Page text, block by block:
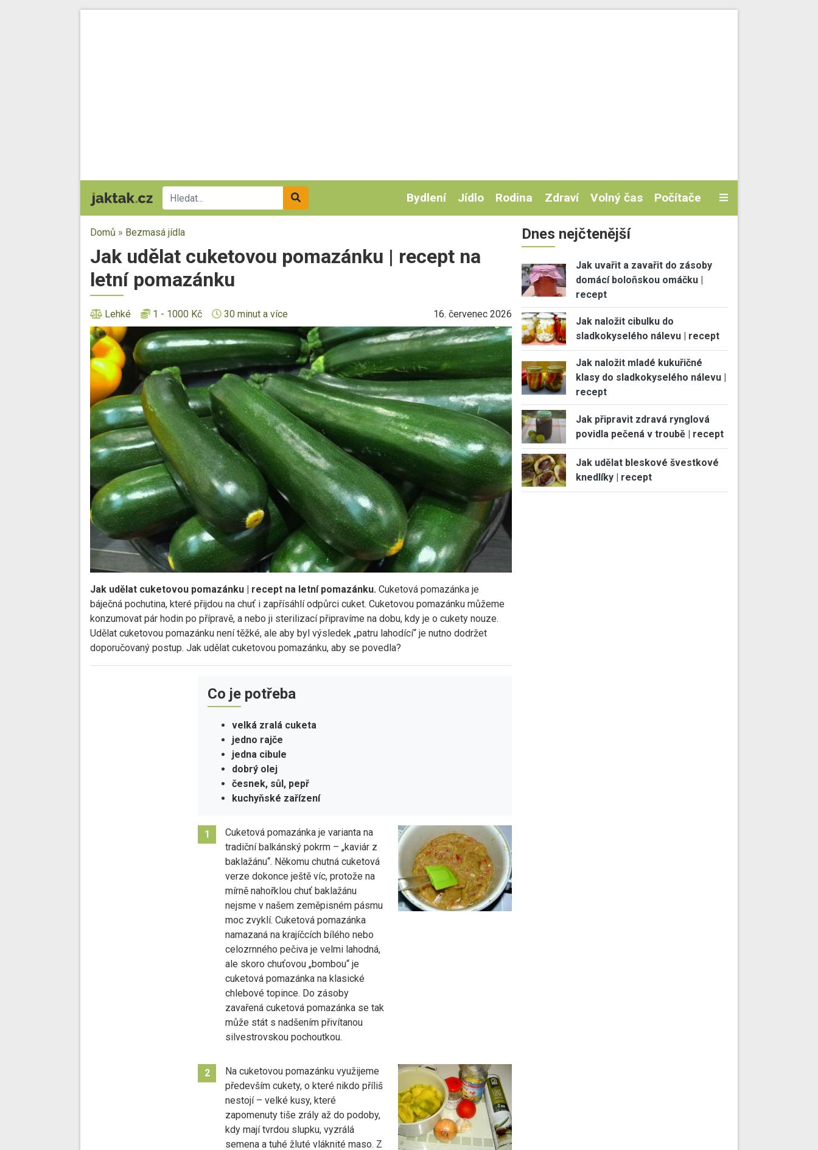
Bydlení Jídlo Rodina Zdraví Volný čas Počítače
Domů » Bezmasá jídla
Jak udělat cuketovou pomazánku | recept na
letní pomazánku
Lehké 1 - 1000 Kč 30 minut a více 16. červenec 2026
Jak udělat cuketovou pomazánku | recept na letní pomazánku. Cuketová pomazánka je
báječná pochutina, které přijdou na chuť i zapřísáhlí odpůrci cuket. Cuketovou pomazánku můžeme
konzumovat pár hodin po přípravě, a nebo ji sterilizací připravíme na dobu, kdy je o cukety nouze.
Udělat cuketovou pomazánku není těžké, ale aby byl výsledek „patru lahodící“ je nutno dodržet
doporučovaný postup. Jak udělat cuketovou pomazánku, aby se povedla?
Co je potřeba
velká zralá cuketa
jedno rajče
jedna cibule
dobrý olej
česnek, sůl, pepř
kuchyňské zařízení
1
Cuketová pomazánka je varianta na
tradiční balkánský pokrm – „kaviár z
baklažánu“. Někomu chutná cuketová
verze dokonce ještě víc, protože na
mírně nahořklou chuť baklažánu
nejsme v našem zeměpisném pásmu
moc zvyklí. Cuketová pomazánka
namazaná na krajíčcích bílého nebo
celozrnného pečiva je velmi lahodná,
ale skoro chuťovou „bombou“ je
cuketová pomazánka na klasické
chlebové topince. Do zásoby
zavařená cuketová pomazánka se tak
může stát s nadšením přivítanou
silvestrovskou pochoutkou.
2
Na cuketovou pomazánku využijeme
především cukety, o které nikdo příliš
nestojí – velké kusy, které
zapomenuty tiše zrály až do podoby,
kdy mají tvrdou slupku, vyzrálá
semena a tuhé žluté vláknité maso. Z
Dnes nejčtenější
Jak uvařit a zavařit do zásoby
domácí boloňskou omáčku |
recept
Jak naložit cibulku do
sladkokyselého nálevu | recept
Jak naložit mladé kukuřičné
klasy do sladkokyselého nálevu |
recept
Jak připravit zdravá rynglová
povidla pečená v troubě | recept
Jak udělat bleskové švestkové
knedlíky | recept